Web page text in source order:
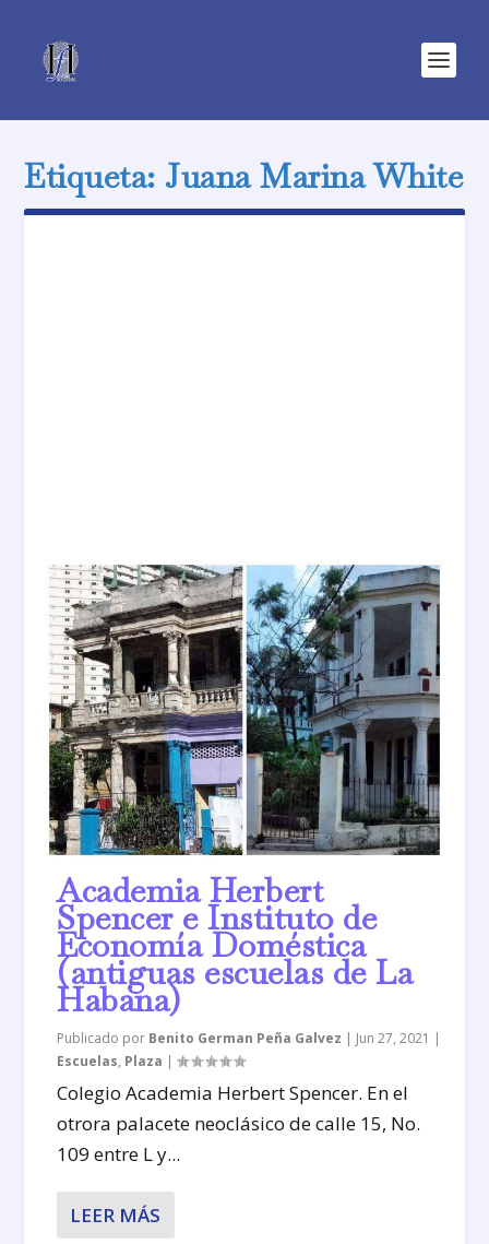
Etiqueta: Juana Marina White
Academia Herbert
Spencer e Instituto de
Economía Doméstica
(antiguas escuelas de La
Habana)
Publicado por Benito German Peña Galvez | Jun 27, 2021 |
Escuelas, Plaza |
Colegio Academia Herbert Spencer. En el
otrora palacete neoclásico de calle 15, No.
109 entre L y...
LEER MÁS